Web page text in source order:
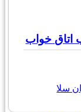
اتاق خواب
سلا